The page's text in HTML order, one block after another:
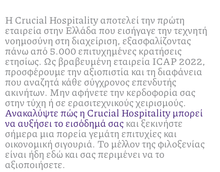
Η Crucial Hospitality αποτελεί την πρώτη
εταιρεία στην Ελλάδα που εισήγαγε την τεχνητή
νοημοσύνη στη διαχείριση, εξασφαλίζοντας
πάνω από 5.000 επιτυχημένες κρατήσεις
ετησίως. Ως βραβευμένη εταιρεία ICAP 2022,
προσφέρουμε την αξιοπιστία και τη διαφάνεια
που αναζητά κάθε σύγχρονος επενδυτής
ακινήτων. Μην αφήνετε την κερδοφορία σας
στην τύχη ή σε ερασιτεχνικούς χειρισμούς.
Ανακαλύψτε πώς η Crucial Hospitality μπορεί
να αυξήσει το εισόδημά σας και ξεκινήστε
σήμερα μια πορεία γεμάτη επιτυχίες και
οικονομική σιγουριά. Το μέλλον της φιλοξενίας
είναι ήδη εδώ και σας περιμένει να το
αξιοποιήσετε.